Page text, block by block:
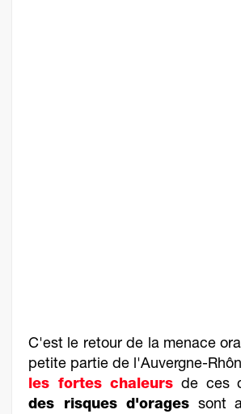
C'est le retour de la menace
petite partie de l'Auvergne-
les fortes chaleurs de ces
des risques d'orages sont